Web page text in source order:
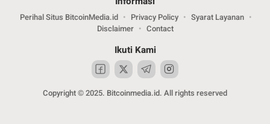
Perihal Situs BitcoinMedia.id Privacy Policy
Syarat Layanan
Disclaimer
Contact
Ikuti Kami
Copyright © 2025. Bitcoinmedia.id. All rights reserved